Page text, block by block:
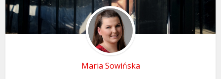
Maria Sowińska